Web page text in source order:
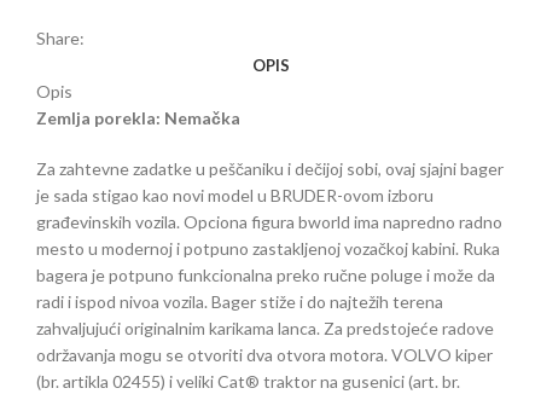
Share:
OPIS
Opis
Zemlja porekla: Nemačka
Za zahtevne zadatke u peščaniku i dečijoj sobi, ovaj sjajni bager
je sada stigao kao novi model u BRUDER-ovom izboru
građevinskih vozila. Opciona figura bworld ima napredno radno
mesto u modernoj i potpuno zastakljenoj vozačkoj kabini. Ruka
bagera je potpuno funkcionalna preko ručne poluge i može da
radi i ispod nivoa vozila. Bager stiže i do najtežih terena
zahvaljujući originalnim karikama lanca. Za predstojeće radove
održavanja mogu se otvoriti dva otvora motora. VOLVO kiper
(br. artikla 02455) i veliki Cat® traktor na gusenici (art. br.